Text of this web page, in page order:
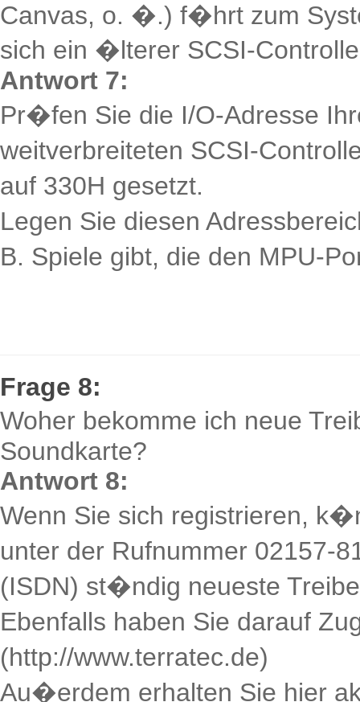
Canvas, o. �.) f�hrt zum
sich ein �lterer SCSI-
Antwort 7:
Pr�fen Sie die I/O-Adresse
weitverbreiteten SCSI-
auf 330H gesetzt.
Legen Sie diesen
B. Spiele gibt, die den MPU-
Frage 8:
Woher bekomme ich neue
Soundkarte?
Antwort 8:
Wenn Sie sich registrieren,
unter der Rufnummer 02157-
(ISDN) st�ndig neueste
Ebenfalls haben Sie darauf
(http://www.terratec.de)
Au�erdem erhalten Sie hier